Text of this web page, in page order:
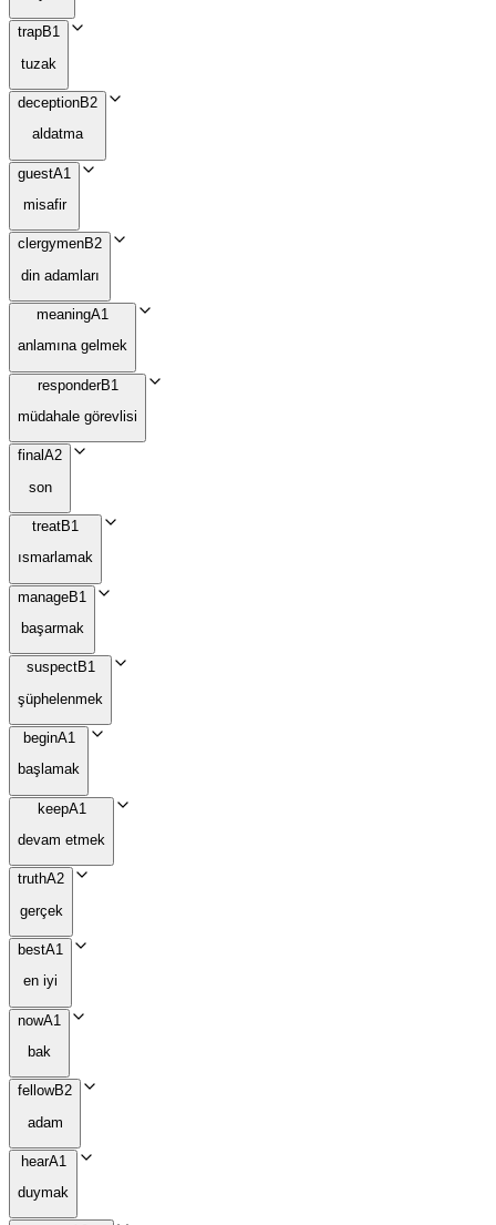
trapB1
tuzak
deceptionB2
aldatma
guestA1
misafir
clergymenB2
din adamları
meaningA1
anlamına gelmek
responderB1
müdahale görevlisi
finalA2
son
treatB1
ısmarlamak
manageB1
başarmak
suspectB1
şüphelenmek
beginA1
başlamak
keepA1
devam etmek
truthA2
gerçek
bestA1
en iyi
nowA1
bak
fellowB2
adam
hearA1
duymak